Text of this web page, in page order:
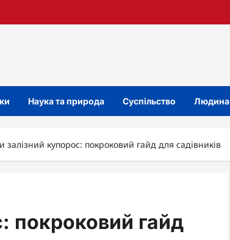
Наука та природа Суспільство Людина
залізний купорос: покроковий гайд для садівників
покроковий гайд